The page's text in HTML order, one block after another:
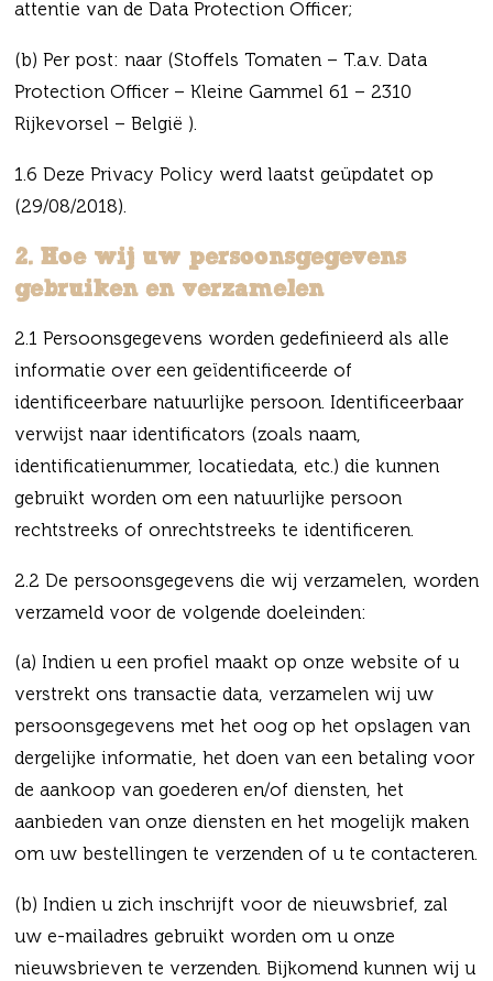
attentie van de Data Protection Officer;
(b) Per post: naar (Stoffels Tomaten – T.a.v. Data
Protection Officer – Kleine Gammel 61 – 2310
Rijkevorsel – België ).
1.6 Deze Privacy Policy werd laatst geüpdatet op
(29/08/2018).
2. Hoe wij uw persoonsgegevens
gebruiken en verzamelen
2.1 Persoonsgegevens worden gedefinieerd als alle
informatie over een geïdentificeerde of
identificeerbare natuurlijke persoon. Identificeerbaar
verwijst naar identificators (zoals naam,
identificatienummer, locatiedata, etc.) die kunnen
gebruikt worden om een natuurlijke persoon
rechtstreeks of onrechtstreeks te identificeren.
2.2 De persoonsgegevens die wij verzamelen, worden
verzameld voor de volgende doeleinden:
(a) Indien u een profiel maakt op onze website of u
verstrekt ons transactie data, verzamelen wij uw
persoonsgegevens met het oog op het opslagen van
dergelijke informatie, het doen van een betaling voor
de aankoop van goederen en/of diensten, het
aanbieden van onze diensten en het mogelijk maken
om uw bestellingen te verzenden of u te contacteren.
(b) Indien u zich inschrijft voor de nieuwsbrief, zal
uw e-mailadres gebruikt worden om u onze
nieuwsbrieven te verzenden. Bijkomend kunnen wij u